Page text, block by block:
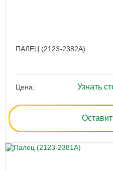
ПАЛЕЦ (2123-2382A)
Цена: Узнать